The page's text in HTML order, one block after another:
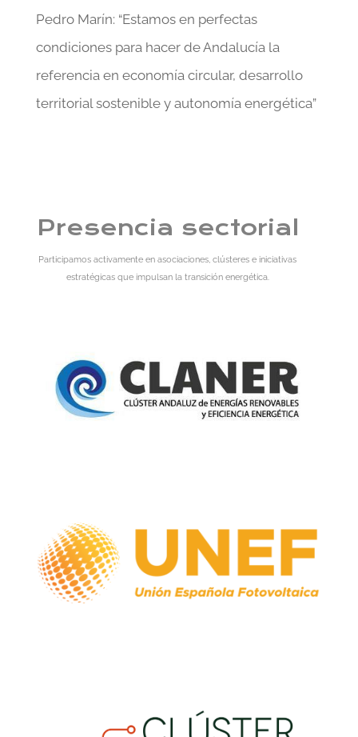
Pedro Marín: “Estamos en perfectas
condiciones para hacer de Andalucía la
referencia en economía circular, desarrollo
territorial sostenible y autonomía energética”
Presencia sectorial
Participamos activamente en asociaciones, clústeres e iniciativas
estratégicas que impulsan la transición energética.